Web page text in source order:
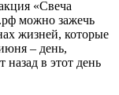
«Свеча
можно зажечь
жизней, которые
– день,
назад в этот день